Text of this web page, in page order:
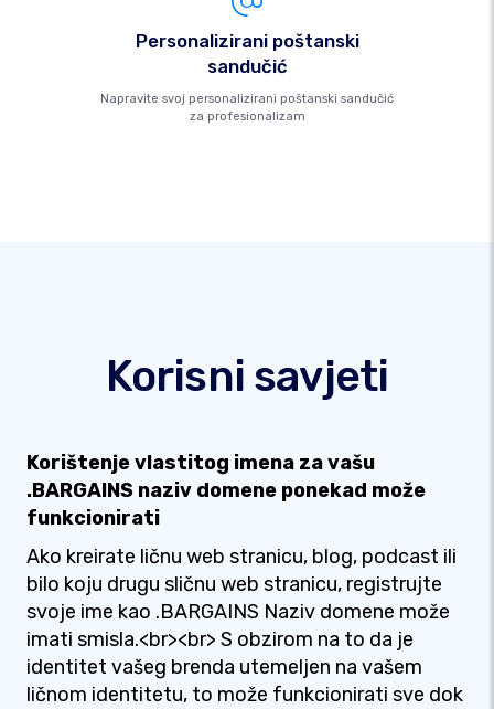
Personalizirani poštanski
sandučić
Napravite svoj personalizirani poštanski sandučić
za profesionalizam
Korisni savjeti
Korištenje vlastitog imena za vašu
.BARGAINS naziv domene ponekad može
funkcionirati
Ako kreirate ličnu web stranicu, blog, podcast ili
bilo koju drugu sličnu web stranicu, registrujte
svoje ime kao .BARGAINS Naziv domene može
imati smisla.<br><br> S obzirom na to da je
identitet vašeg brenda utemeljen na vašem
ličnom identitetu, to može funkcionirati sve dok